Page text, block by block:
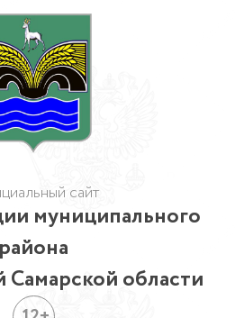
сайт
муниципального
района
Самарской области